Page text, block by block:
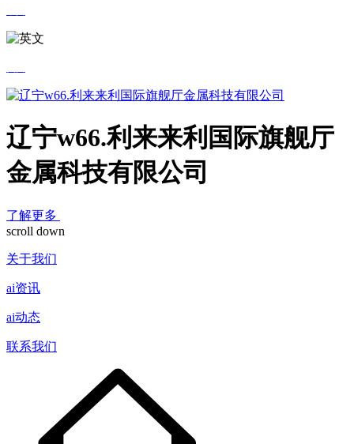
辽宁w66.利来来利国际旗舰厅
金属科技有限公司
了解更多
scroll down
关于我们
ai资讯
ai动态
联系我们